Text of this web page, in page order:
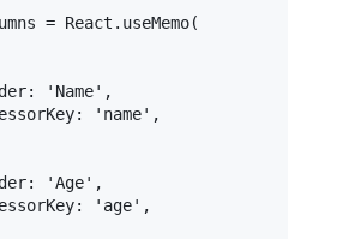
= React . useMemo(
: 'Name' ,
: 'name' ,
: 'Age' ,
: 'age' ,